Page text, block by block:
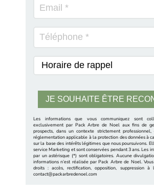
Les informations que vous communiquez sont
exclusivement par Pack Arbre de Noel aux fins de
prospects, dans un contexte strictement
réglementation applicable à la protection des données à
sur la base des intérêts légitimes que nous poursuivons.
service Marketing et sont conservées pendant 3 ans. Les
par un astérisque (*) sont obligatoires. Aucune
informations n’est réalisée par Pack Arbre de Noel.
droits : accès, rectification, opposition, suppression à
contact@packarbredenoel.com